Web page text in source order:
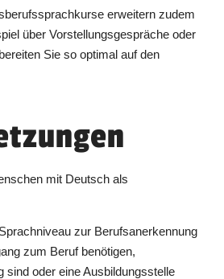
erweitern zudem
über Vorstellungsgespräche oder
Sie so optimal auf den
mit Deutsch als
zur Berufsanerkennung
zum Beruf benötigen,
sind oder eine Ausbildungsstelle